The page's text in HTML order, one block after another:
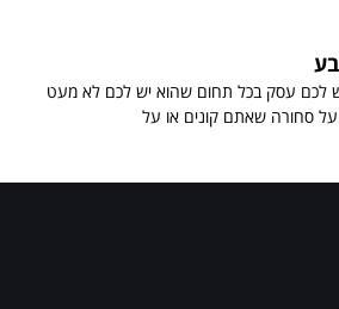
לכם עסק בכל תחום שהוא יש לכם לא מעט
סחורה שאתם קונים או על